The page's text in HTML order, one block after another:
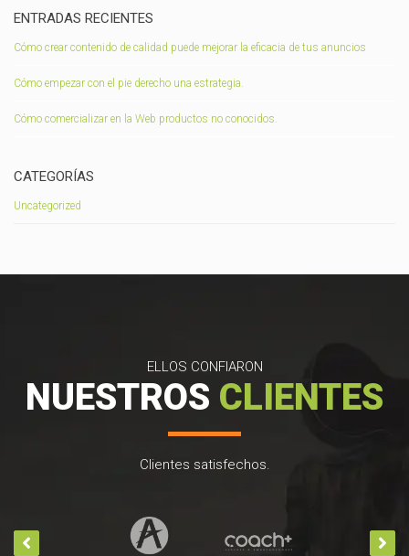
ENTRADAS RECIENTES
Cómo crear contenido de calidad puede mejorar la eficacia de tus anuncios
Cómo empezar con el pie derecho una estrategia.
Cómo comercializar en la Web productos no conocidos.
CATEGORÍAS
Uncategorized
ELLOS CONFIARON
NUESTROS CLIENTES
Clientes satisfechos.